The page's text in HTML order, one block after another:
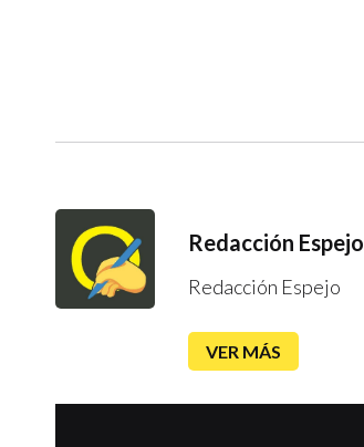
Redacción Espejo
Redacción Espejo
VER MÁS